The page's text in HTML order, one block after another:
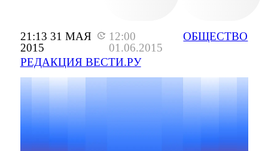
21:13 31 МАЯ
2015
12:00
01.06.2015
РЕДАКЦИЯ ВЕСТИ.РУ
ОБЩЕСТВО